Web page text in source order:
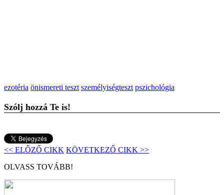
ezotéria önismereti teszt személyiségteszt pszichológia
Szólj hozzá Te is!
<< ELŐZŐ CIKK KÖVETKEZŐ CIKK >>
OLVASS TOVÁBB!